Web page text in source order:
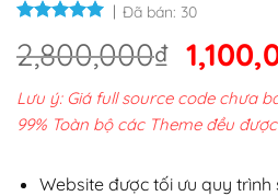
Đã bán: 30
2,800,000₫ Giá
gốc
là:
Lưu ý: Giá full source code chưa
99% Toàn bộ các Theme đều
Website được tối ưu quy trình